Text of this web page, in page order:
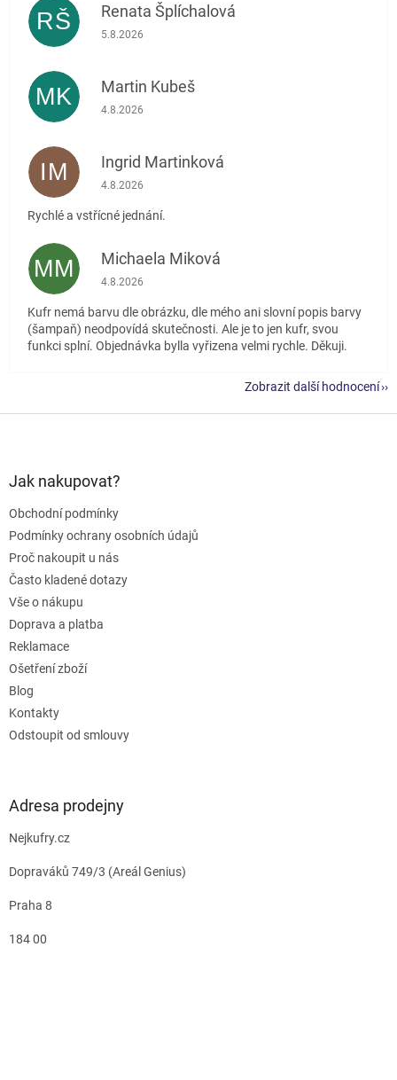
RŠ Renata Šplíchalová
Hodnocení obchodu je 5 z 5 hvězdiček.
5.8.2026
MK Martin Kubeš
Hodnocení obchodu je 5 z 5 hvězdiček.
4.8.2026
IM Ingrid Martinková
Hodnocení obchodu je 5 z 5 hvězdiček.
4.8.2026
Rychlé a vstřícné jednání.
MM Michaela Miková
Hodnocení obchodu je 5 z 5 hvězdiček.
4.8.2026
Kufr nemá barvu dle obrázku, dle mého ani slovní popis barvy
(šampaň) neodpovídá skutečnosti. Ale je to jen kufr, svou
funkci splní. Objednávka bylla vyřizena velmi rychle. Děkuji.
Zobrazit další hodnocení
Jak nakupovat?
Obchodní podmínky
Podmínky ochrany osobních údajů
Proč nakoupit u nás
Často kladené dotazy
Vše o nákupu
Doprava a platba
Reklamace
Ošetření zboží
Blog
Kontakty
Odstoupit od smlouvy
Adresa prodejny
Nejkufry.cz
Dopraváků 749/3 (Areál Genius)
Praha 8
184 00